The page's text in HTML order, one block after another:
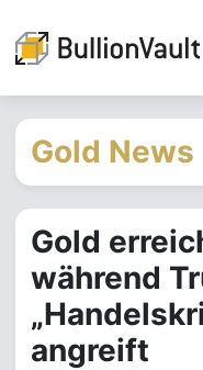
Gold News
Gold
während
angreift